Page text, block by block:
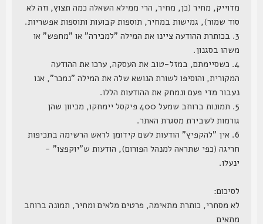
מדוייק, מחיר (כן, מחיר, הרי ממילא השאלה כמה תצוץ, וזה לא
סוד שמור), גמישות במחיר, תוספות קבועות ותוספות אפשריות.
3. בכותרת ההודעה ציינו את המילה "למכירה" או "מחפש" או
משהו בסגנון.
4. כשסיימתם, במזל-טוב את העסקה, ערכו את ההודעה
המקורית, והוסיפו לשורת הנושא שלה את המילה "נמכר", אנו
נעבור מדי פעם ונמחק את ההודעות הללו.
5. תמונות ברוחב שמעל 400 פיקסל יימחקו, מכיוון שהן
גורמות לשבירת מסגרת האתר.
6. אין "להקפיץ" הודעות לשם קידומן לראש הרשימה בתכיפות
חריגה (כפי שתראה למנהל הפורום), הודעות ש"יוקפצו" -
ינעלו.
לסיכום:
לא מסחרי, כותרת מתאימה, פרטים מלאים ומחיר, תמונה ברוחב
מתאים